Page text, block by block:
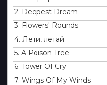
2. Deepest Dream
3. Flowers' Rounds
4. Лети, летай
5. A Poison Tree
6. Tower Of Cry
7. Wings Of My Winds